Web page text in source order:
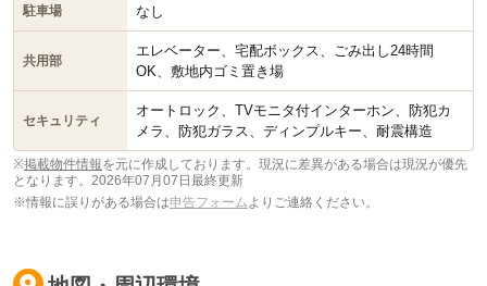
駐車場 なし
共用部
エレベーター、宅配ボックス、ごみ出し24時間
OK、敷地内ゴミ置き場
セキュリティ
オートロック、TVモニタ付インターホン、防犯カ
メラ、防犯ガラス、ディンプルキー、耐震構造
※掲載物件情報を元に作成しております。現況に差異がある場合は現況が優先
となります。 2026年07月07日最終更新
※情報に誤りがある場合は申告フォームよりご連絡ください。